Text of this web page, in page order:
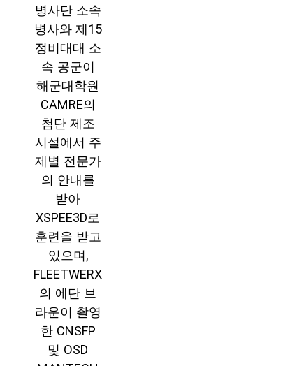
병사단 소속
병사와 제15
정비대대 소
속 공군이
해군대학원
CAMRE의
첨단 제조
시설에서 주
제별 전문가
의 안내를
받아
XSPEE3D로
훈련을 받고
있으며,
FLEETWERX
의 에단 브
라운이 촬영
한 CNSFP
및 OSD